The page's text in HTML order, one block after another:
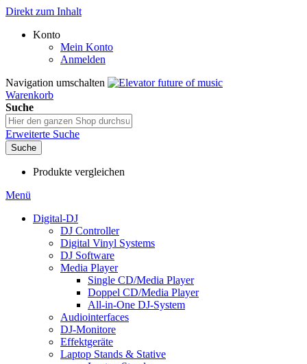
Direkt zum Inhalt
Konto
Mein Konto
Anmelden
Navigation umschalten
Warenkorb
Suche
Erweiterte Suche
Suche
Produkte vergleichen
Menü
Digital-DJ
DJ Controller
Digital Vinyl Systems
DJ Software
Media Player
Single CD/Media Player
Doppel CD/Media Player
All-in-One DJ-System
Audiointerfaces
DJ-Monitore
Effektgeräte
Laptop Stands & Stative